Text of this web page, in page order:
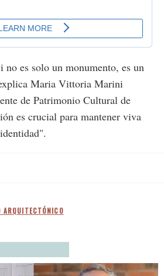
no es solo un monumento, es un
Maria Vittoria Marini
de Patrimonio Cultural de
es crucial para mantener viva
ARQUITECTÓNICO